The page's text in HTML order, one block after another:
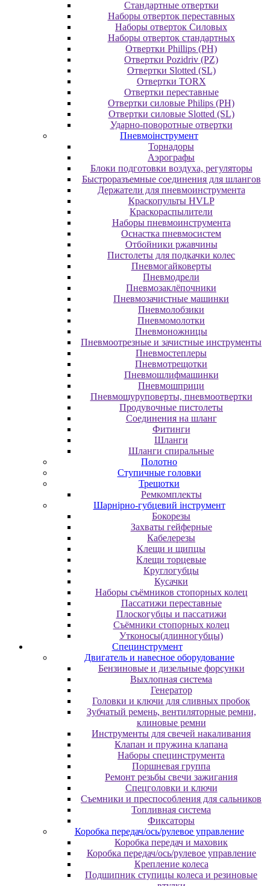
Cтандартные отвертки
Наборы отверток переставных
Наборы отверток Силовых
Наборы отверток стандартных
Отвертки Phillips (PH)
Отвертки Pozidriv (PZ)
Отвертки Slotted (SL)
Отвертки TORX
Отвертки переставные
Отвертки силовые Philips (PH)
Отвертки силовые Slotted (SL)
Ударно-поворотные отвертки
Пневмоінструмент
Topнaдopы
Аэрографы
Блоки подготовки воздуха, регуляторы
Быстроразъемные соединения для шлангов
Держатели для пневмоинструмента
Краскопульты HVLP
Краскораспылители
Наборы пневмоинструмента
Оснастка пневмосистем
Отбойники ржавчины
Пистолеты для подкачки колес
Пневмогайковерты
Пневмодрели
Пневмозаклёпочники
Пневмозачистные машинки
Пневмолобзики
Пневмомолотки
Пневмоножницы
Пневмоотрезные и зачистные инструменты
Пневмостеплеры
Пневмотрещотки
Пневмошлифмашинки
Пневмошприци
Пневмошуруповерты, пневмоотвертки
Продувочные пистолеты
Соединения на шланг
Фитинги
Шланги
Шланги спиральные
Полотно
Ступичные головки
Трещотки
Ремкомплекты
Шарнірно-губцевий інструмент
Бокорезы
Захваты гейферные
Кабелерезы
Клещи и щипцы
Клещи торцевые
Круглогубцы
Кусачки
Наборы съёмников стопорных колец
Пассатижи переставные
Плоскогубцы и пассатижи
Съёмники стопорных колец
Утконосы(длинногубцы)
Специнструмент
Двигатель и навесное оборудование
Бензиновые и дизельные форсунки
Выхлопная система
Генератор
Головки и ключи для сливных пробок
Зубчатый ремень, вентиляторные ремни,
клиновые ремни
Инструменты для свечей накаливания
Клапан и пружина клапана
Наборы специнструмента
Поршневая группа
Ремонт резьбы свечи зажигания
Спецголовки и ключи
Съемники и преспособления для сальников
Топливная система
Фиксаторы
Коробка передач/ось/рулевое управление
Коробка передач и маховик
Коробка передач/ось/рулевое управление
Крепление колеса
Подшипник ступицы колеса и резиновые